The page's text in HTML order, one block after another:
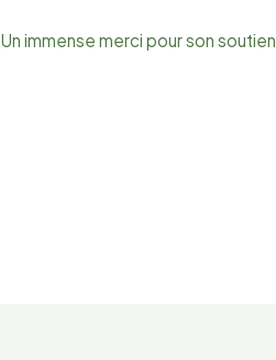
immense merci pour son soutien